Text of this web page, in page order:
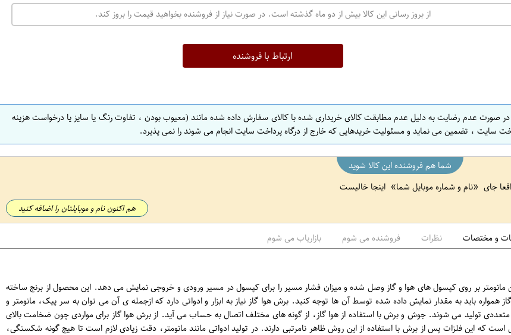
ت
ه
از بروز رسانی این کالا بیش از دو ماه گذشته است. در صورت نیاز از فروشنده بخواهید قیمت را بروز کند.
ارتباط با فروشنده
در صورت عدم رضایت به دلیل عدم مطابقت کالای خریداری شده با کالای سفارش داده شده مانند (معیوب بودن ، تفاوت رنگ یا سایز یا درخواست هزینه
سایت ، تضمین می نماید و مسئولیت خریدهایی که خارج از درگاه پرداخت سایت انجام می شوند را نمی پذیرد.
شما هم فروشنده این کالا شوید
جای
نام و شماره موبایل شما اینجا خالیست
هم اکنون نام و موبایلتان را اضافه کنید
و مختصات نظرات فروشنده می شوم بازاریاب می شوم
بر روی کپسول های هوا و گاز وصل شده و میزان فشار مسیر را برای کپسول در مسیر ورودی و خروجی نمایش می دهد. این محصول از برنج ساخته
باید به مقدار نمایش داده شده توسط آن ها توجه کنید. برش هوا گاز نیاز به ابزار و ادواتی دارد که ازجمله ی آن می توان به سر پیک، مانومتر و
تولید می شوند. جوش و برش با استفاده از هوا گاز، از گونه های مختلف اتصال به حساب می آید. از برش هوا گاز برای مواردی چون ضخامت بالای
که این فلزات پس از برش با استفاده از این روش ظاهر نامرتبی دارند. در تولید ادواتی مانند مانومتر، دقت زیادی لازم است تا هیچ گونه شکستگی،